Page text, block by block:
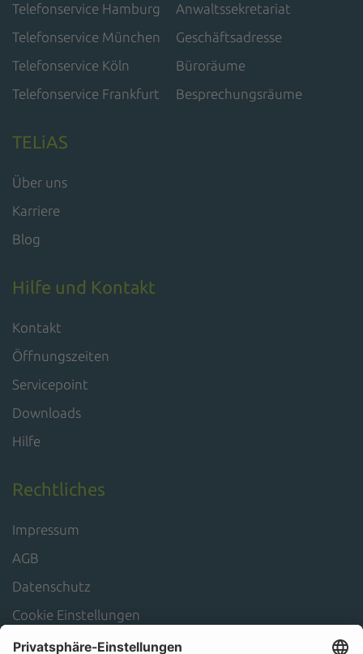
Telefonservice Hamburg
Telefonservice München
Telefonservice Köln
Telefonservice Frankfurt
Anwaltssekretariat
Geschäftsadresse
Büroräume
Besprechungsräume
TELiAS
Über uns
Karriere
Blog
Hilfe und Kontakt
Kontakt
Öffnungszeiten
Servicepoint
Downloads
Hilfe
Rechtliches
Impressum
AGB
Datenschutz
Cookie Einstellungen